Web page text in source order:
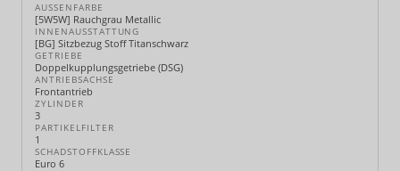
AUSSENFARBE
[5W5W] Rauchgrau Metallic
INNENAUSSTATTUNG
[BG] Sitzbezug Stoff Titanschwarz
GETRIEBE
Doppelkupplungsgetriebe (DSG)
ANTRIEBSACHSE
Frontantrieb
ZYLINDER
3
PARTIKELFILTER
1
SCHADSTOFFKLASSE
Euro 6